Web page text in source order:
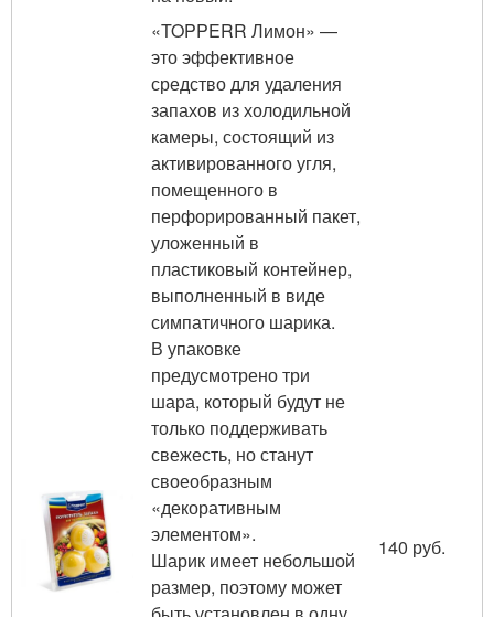
«TOPPERR Лимон» —
это эффективное
средство для удаления
запахов из холодильной
камеры, состоящий из
активированного угля,
помещенного в
перфорированный пакет,
уложенный в
пластиковый контейнер,
выполненный в виде
симпатичного шарика.
В упаковке
предусмотрено три
шара, который будут не
только поддерживать
свежесть, но станут
своеобразным
«декоративным
элементом».
Шарик имеет небольшой
размер, поэтому может
140 руб.